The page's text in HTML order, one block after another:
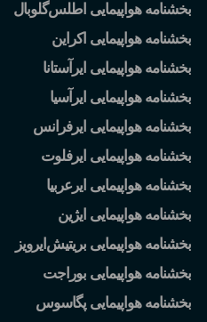
بخشنامه هواپیمایی اطلسگلوبال
بخشنامه هواپیمایی اکراین
بخشنامه هواپیمایی ایرآستانا
بخشنامه هواپیمایی ایرآسیا
بخشنامه هواپیمایی ایرفرانس
بخشنامه هواپیمایی ایرفلوت
بخشنامه هواپیمایی ایرعربیا
بخشنامه هواپیمایی ایژین
بخشنامه هواپیمایی بریتیش ایرویز
بخشنامه هواپیمایی بوراجت
بخشنامه هواپیمایی پگاسوس